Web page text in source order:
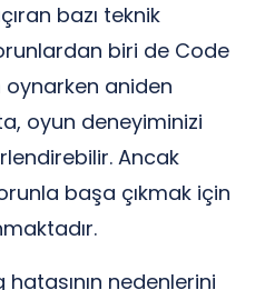
bazı teknik
biri de Code
oynarken aniden
oyun deneyiminizi
Ancak
başa çıkmak için
nedenlerini